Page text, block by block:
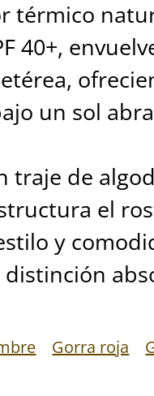
térmico
40+,
un sol
traje de
el
y
distinción
Gorra roja